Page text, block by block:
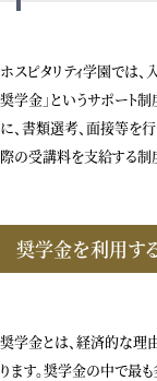
ホスピタリティ学園では
奨学金」というサポート制
に、書類選考、面接等を
際の受講料を支給する制
奨学金を利用す
奨学金とは、経済的な理
ります。奨学金の中で最